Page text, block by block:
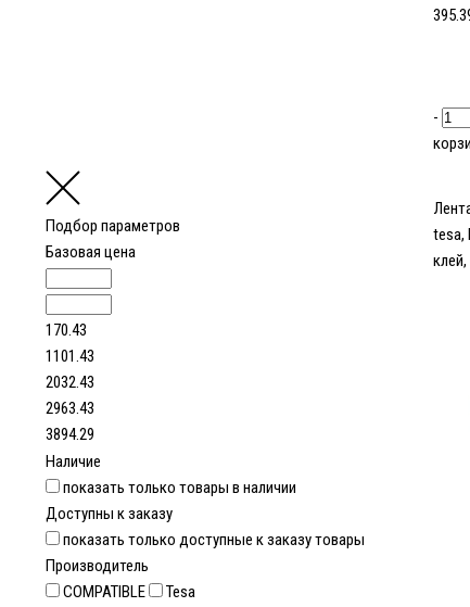
Подбор параметров
Базовая цена
170.43
1101.43
2032.43
2963.43
3894.29
Наличие
показать только товары в наличии
Доступны к заказу
показать только доступные к заказу товары
Производитель
COMPATIBLE
Tesa
-
tesa,